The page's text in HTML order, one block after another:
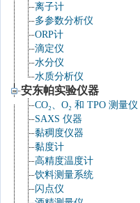
离子计
多参数分析仪
ORP计
滴定仪
水分仪
水质分析仪
安东帕实验仪器
CO₂、O₂ 和 TPO 测量仪
SAXS 仪器
黏稠度仪器
黏度计
高精度温度计
饮料测量系统
闪点仪